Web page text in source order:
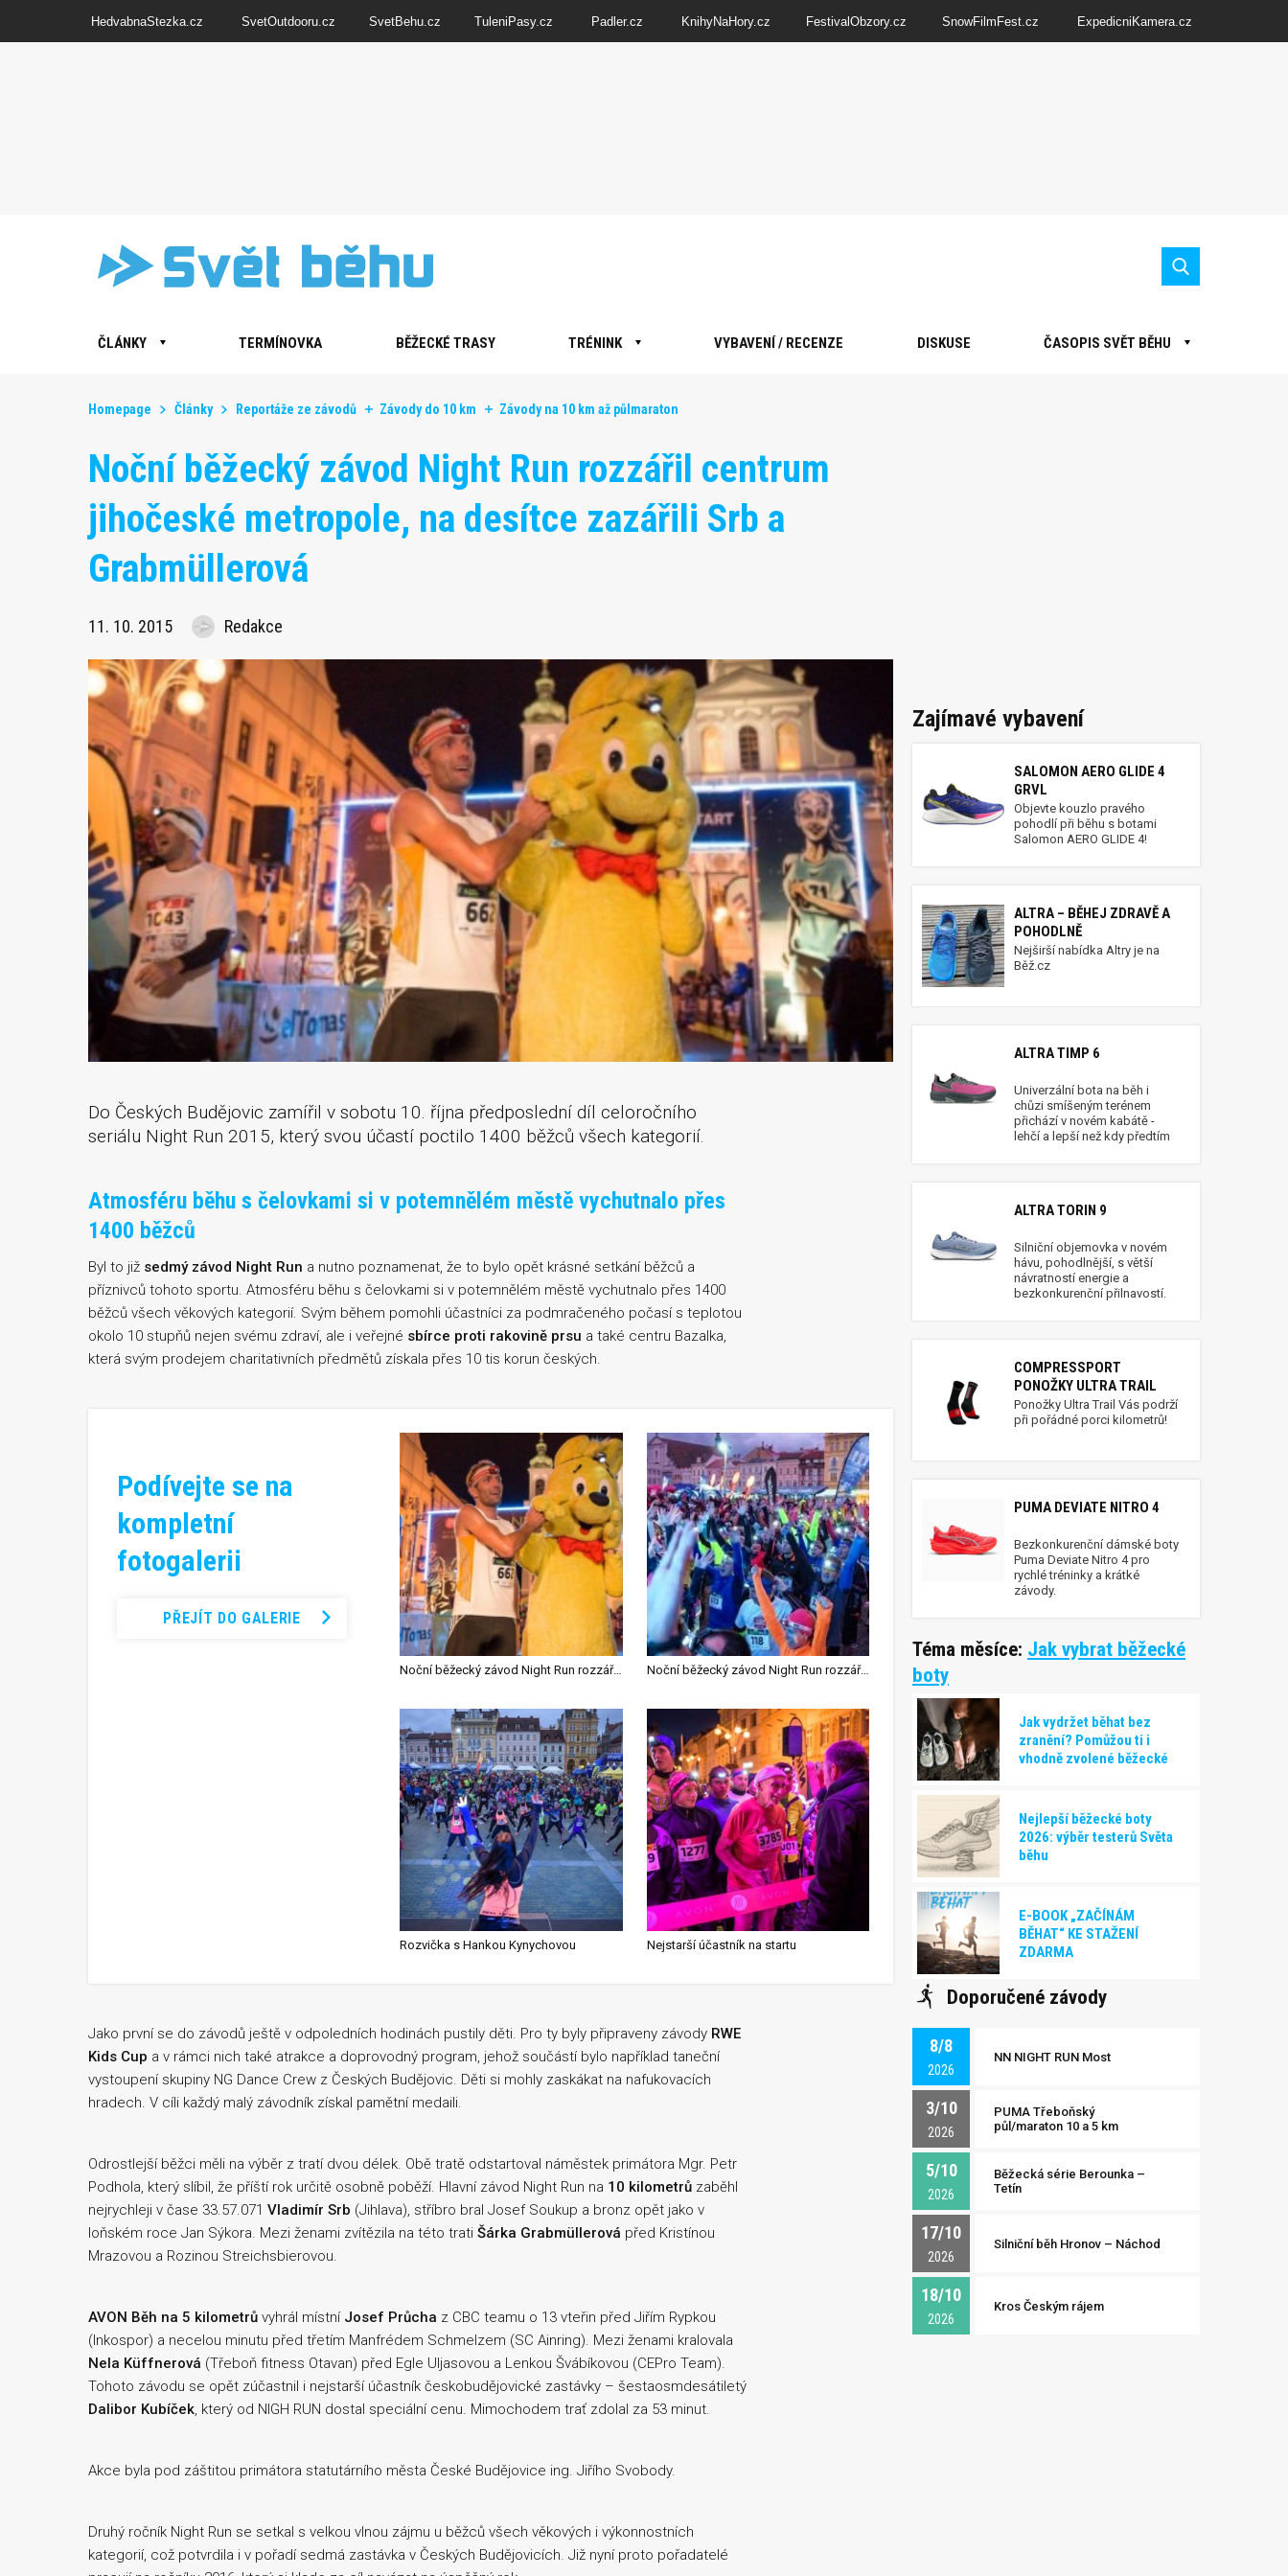
HedvabnaStezka.cz SvetOutdooru.cz SvetBehu.cz TuleniPasy.cz Padler.cz KnihyNaHory.cz FestivalObzory.cz SnowFilmFest.cz ExpedicniKamera.cz
ČLÁNKY TERMÍNOVKA BĚŽECKÉ TRASY TRÉNINK VYBAVENÍ / RECENZE DISKUSE ČASOPIS SVĚT BĚHU
Homepage Články Reportáže ze závodů Závody do 10 km Závody na 10 km až půlmaraton
Noční běžecký závod Night Run rozzářil centrum
jihočeské metropole, na desítce zazářili Srb a
Grabmüllerová
11. 10. 2015 Redakce
Do Českých Budějovic zamířil v sobotu 10. října předposlední díl celoročního
seriálu Night Run 2015, který svou účastí poctilo 1400 běžců všech kategorií.
Atmosféru běhu s čelovkami si v potemnělém městě vychutnalo přes
1400 běžců
Byl to již sedmý závod Night Run a nutno poznamenat, že to bylo opět krásné setkání běžců a
příznivců tohoto sportu. Atmosféru běhu s čelovkami si v potemnělém městě vychutnalo přes 1400
běžců všech věkových kategorií. Svým během pomohli účastníci za podmračeného počasí s teplotou
okolo 10 stupňů nejen svému zdraví, ale i veřejné sbírce proti rakovině prsu a také centru Bazalka,
která svým prodejem charitativních předmětů získala přes 10 tis korun českých.
Podívejte se na
kompletní
fotogalerii
PŘEJÍT DO GALERIE
Noční běžecký závod Night Run rozzářil centrum jihočeské metropole, na desítce zazářili Srb a Grabmüllerová Noční běžecký závod Night Run rozzářil centrum jihočeské metropole, na desítce zazářili Srb a Grabmüllerová
Rozvička s Hankou Kynychovou Nejstarší účastník na startu
Jako první se do závodů ještě v odpoledních hodinách pustily děti. Pro ty byly připraveny závody RWE
Kids Cup a v rámci nich také atrakce a doprovodný program, jehož součástí bylo například taneční
vystoupení skupiny NG Dance Crew z Českých Budějovic. Děti si mohly zaskákat na nafukovacích
hradech. V cíli každý malý závodník získal pamětní medaili.
Odrostlejší běžci měli na výběr z tratí dvou délek. Obě tratě odstartoval náměstek primátora Mgr. Petr
Podhola, který slíbil, že příští rok určitě osobně poběží. Hlavní závod Night Run na 10 kilometrů zaběhl
nejrychleji v čase 33.57.071 Vladimír Srb (Jihlava), stříbro bral Josef Soukup a bronz opět jako v
loňském roce Jan Sýkora. Mezi ženami zvítězila na této trati Šárka Grabmüllerová před Kristínou
Mrazovou a Rozinou Streichsbierovou.
AVON Běh na 5 kilometrů vyhrál místníJosef Průcha z CBC teamu o 13 vteřin před Jiřím Rypkou
(Inkospor) a necelou minutu před třetím Manfrédem Schmelzem (SC Ainring). Mezi ženami kralovala
Nela Küffnerová (Třeboň fitness Otavan) před Egle Uljasovou a Lenkou Švábíkovou (CEPro Team).
Tohoto závodu se opět zúčastnil i nejstarší účastník českobudějovické zastávky – šestaosmdesátiletý
Dalibor Kubíček, který od NIGH RUN dostal speciální cenu. Mimochodem trať zdolal za 53 minut.
Akce byla pod záštitou primátora statutárního města České Budějovice ing. Jiřího Svobody.
Druhý ročník Night Run se setkal s velkou vlnou zájmu u běžců všech věkových i výkonnostních
kategorií, což potvrdila i v pořadí sedmá zastávka v Českých Budějovicích. Již nyní proto pořadatelé
Zajímavé vybavení
SALOMON AERO GLIDE 4
GRVL
Objevte kouzlo pravého
pohodlí při běhu s botami
Salomon AERO GLIDE 4!
ALTRA – BĚHEJ ZDRAVĚ A
POHODLNĚ
Nejširší nabídka Altry je na
Běž.cz
ALTRA TIMP 6
Univerzální bota na běh i
chůzi smíšeným terénem
přichází v novém kabátě -
lehčí a lepší než kdy předtím
ALTRA TORIN 9
Silniční objemovka v novém
hávu, pohodlnější, s větší
návratností energie a
bezkonkurenční přilnavostí.
COMPRESSPORT
PONOŽKY ULTRA TRAIL
Ponožky Ultra Trail Vás podrží
při pořádné porci kilometrů!
PUMA DEVIATE NITRO 4
Bezkonkurenční dámské boty
Puma Deviate Nitro 4 pro
rychlé tréninky a krátké
závody.
Téma měsíce: Jak vybrat běžecké
boty
Jak vydržet běhat bez
zranění? Pomůžou ti i
vhodně zvolené běžecké
Nejlepší běžecké boty
2026: výběr testerů Světa
běhu
E-BOOK „ZAČÍNÁM
BĚHAT“ KE STAŽENÍ
ZDARMA
Doporučené závody
8/8
2026
NN NIGHT RUN Most
3/10
2026
PUMA Třeboňský
půl/maraton 10 a 5 km
5/10
2026
Běžecká série Berounka –
Tetín
17/10
2026
Silniční běh Hronov – Náchod
18/10
2026
Kros Českým rájem